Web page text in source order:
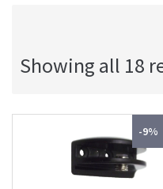
Showing all 18
-9%